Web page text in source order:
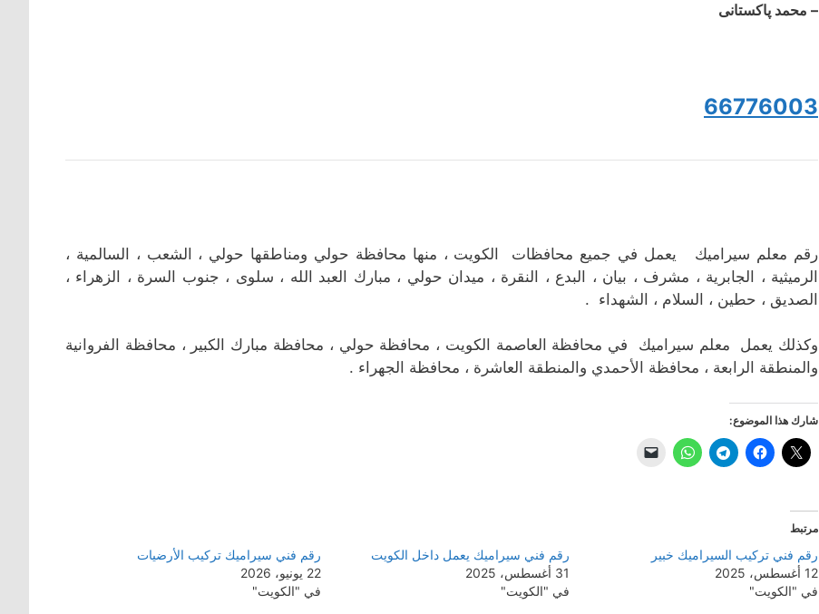
– محمد پاکستانی
66776003
رقم معلم سيراميك يعمل في جميع محافظات الكويت ، منها محافظة حولي ومناطقها حولي ، الشعب ، السالمية ،
الرميثية ، الجابرية ، مشرف ، بيان ، البدع ، النقرة ، ميدان حولي ، مبارك العبد الله ، سلوى ، جنوب السرة ، الزهراء ،
الصديق ، حطين ، السلام ، الشهداء .
وكذلك يعمل معلم سيراميك في محافظة العاصمة الكويت ، محافظة حولي ، محافظة مبارك الكبير ، محافظة الفروانية
والمنطقة الرابعة ، محافظة الأحمدي والمنطقة العاشرة ، محافظة الجهراء .
شارك هذا الموضوع:
مرتبط
رقم فني تركيب السيراميك خبير
12 أغسطس، 2025
في "الكويت"
رقم فني سيراميك يعمل داخل الكويت
31 أغسطس، 2025
في "الكويت"
رقم فني سيراميك تركيب الأرضيات
22 يونيو، 2026
في "الكويت"